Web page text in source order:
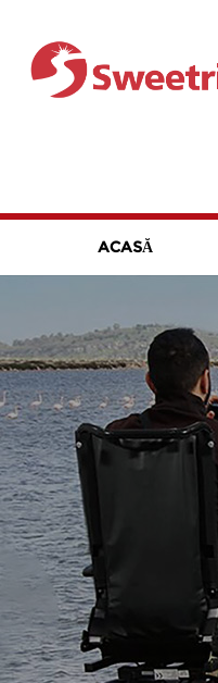
ACASĂ